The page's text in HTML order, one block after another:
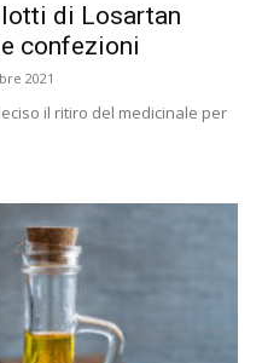
di Losartan
confezioni
2021
il ritiro del medicinale per